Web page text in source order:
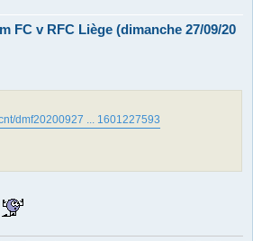
FC v RFC Liège (dimanche 27/09/20
dmf20200927 ... 1601227593